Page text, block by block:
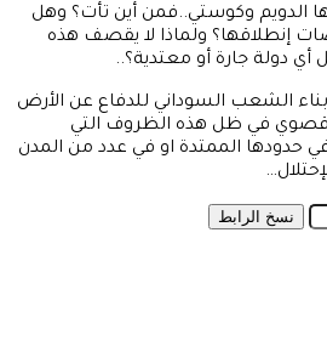
الدويم وكوستي..فمن أين تأت؟ وهل
إنطلاقها؟ ولماذا لا يقصف هذه
دولة جارة أو معتدية؟..
الشعب السوداني للدفاع عن الأرض
قصوي في ظل هذه الظروف التي
حدودها الممتدة او في عدد من المدن
نسخ الرابط